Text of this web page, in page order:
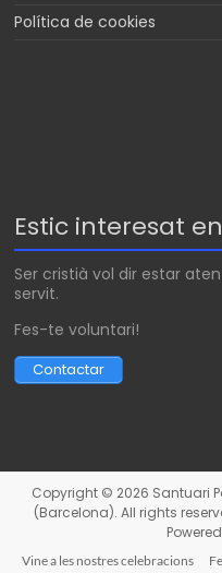
Política de cookies
Estic interesat
Ser cristià vol dir estar
servit.
Fes-te voluntari!
Contactar
Copyright © 2026 Santuari
(Barcelona). All rights
Vine a les nostres celebracions